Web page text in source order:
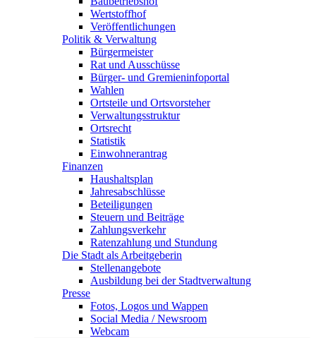
Wertstoffhof
Veröffentlichungen
Politik & Verwaltung
Bürgermeister
Rat und Ausschüsse
Bürger- und Gremieninfoportal
Wahlen
Ortsteile und Ortsvorsteher
Verwaltungsstruktur
Ortsrecht
Statistik
Einwohnerantrag
Finanzen
Haushaltsplan
Jahresabschlüsse
Beteiligungen
Steuern und Beiträge
Zahlungsverkehr
Ratenzahlung und Stundung
Die Stadt als Arbeitgeberin
Stellenangebote
Ausbildung bei der Stadtverwaltung
Presse
Fotos, Logos und Wappen
Social Media / Newsroom
Webcam